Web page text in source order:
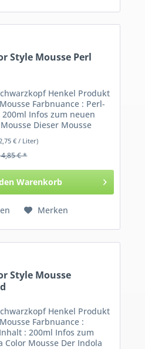
Style Mousse Perl
Henkel Produkt
Farbnuance : Perl-
Infos zum neuen
Dieser Mousse
dunkle Pigmente
Haar ein schönes
€ / Liter)
€ *
Warenkorb
Merken
Style Mousse
Henkel Produkt
Farbnuance :
: 200ml Infos zum
Color Mousse Der Indola